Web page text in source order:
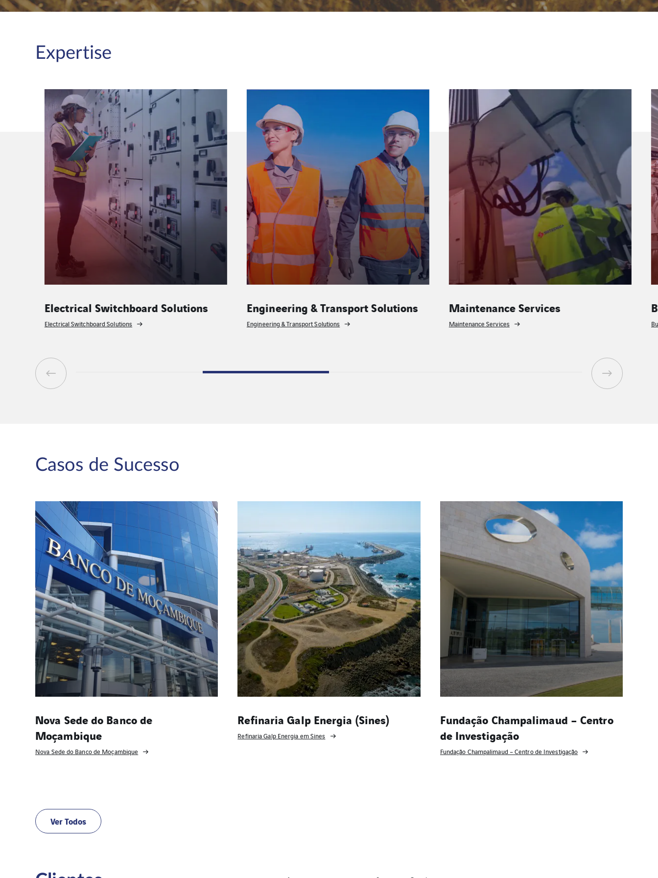
Expertise
Electrical Switchboard Solutions
Electrical Switchboard Solutions
Engineering & Transport Solutions
Engineering & Transport Solutions
Maintenance Services
Maintenance Services
Casos de Sucesso
Nova Sede do Banco de
Moçambique
Nova Sede do Banco de Moçambique
Refinaria Galp Energia (Sines)
Refinaria Galp Energia em Sines
Fundação Champalimaud – Centro
de Investigação
Fundação Champalimaud – Centro de Investigação
Ver Todos